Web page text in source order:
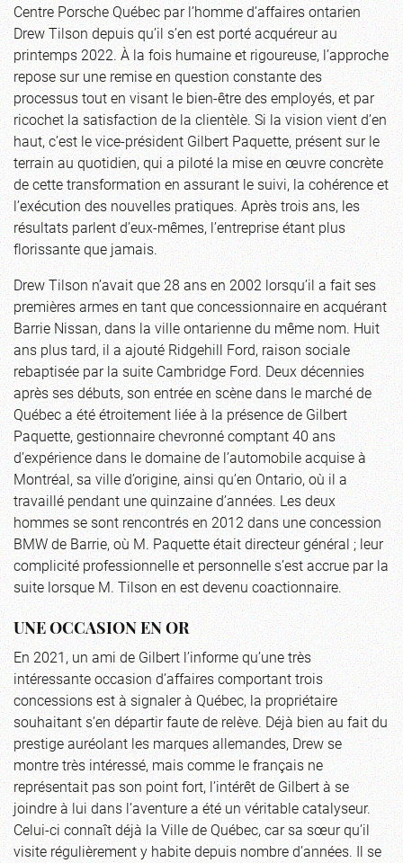
Centre Porsche Québec par l’homme d’affaires ontarien
Drew Tilson depuis qu’il s’en est porté acquéreur au
printemps 2022. À la fois humaine et rigoureuse, l’approche
repose sur une remise en question constante des
processus tout en visant le bien-être des employés, et par
ricochet la satisfaction de la clientèle. Si la vision vient d’en
haut, c’est le vice-président Gilbert Paquette, présent sur le
terrain au quotidien, qui a piloté la mise en œuvre concrète
de cette transformation en assurant le suivi, la cohérence et
l’exécution des nouvelles pratiques. Après trois ans, les
résultats parlent d’eux-mêmes, l’entreprise étant plus
florissante que jamais.
Drew Tilson n’avait que 28 ans en 2002 lorsqu’il a fait ses
premières armes en tant que concessionnaire en acquérant
Barrie Nissan, dans la ville ontarienne du même nom. Huit
ans plus tard, il a ajouté Ridgehill Ford, raison sociale
rebaptisée par la suite Cambridge Ford. Deux décennies
après ses débuts, son entrée en scène dans le marché de
Québec a été étroitement liée à la présence de Gilbert
Paquette, gestionnaire chevronné comptant 40 ans
d’expérience dans le domaine de l’automobile acquise à
Montréal, sa ville d’origine, ainsi qu’en Ontario, où il a
travaillé pendant une quinzaine d’années. Les deux
hommes se sont rencontrés en 2012 dans une concession
BMW de Barrie, où M. Paquette était directeur général ; leur
complicité professionnelle et personnelle s’est accrue par la
suite lorsque M. Tilson en est devenu coactionnaire.
UNE OCCASION EN OR
En 2021, un ami de Gilbert l’informe qu’une très
intéressante occasion d’affaires comportant trois
concessions est à signaler à Québec, la propriétaire
souhaitant s’en départir faute de relève. Déjà bien au fait du
prestige auréolant les marques allemandes, Drew se
montre très intéressé, mais comme le français ne
représentait pas son point fort, l’intérêt de Gilbert à se
joindre à lui dans l’aventure a été un véritable catalyseur.
Celui-ci connaît déjà la Ville de Québec, car sa sœur qu’il
visite régulièrement y habite depuis nombre d’années. Il se